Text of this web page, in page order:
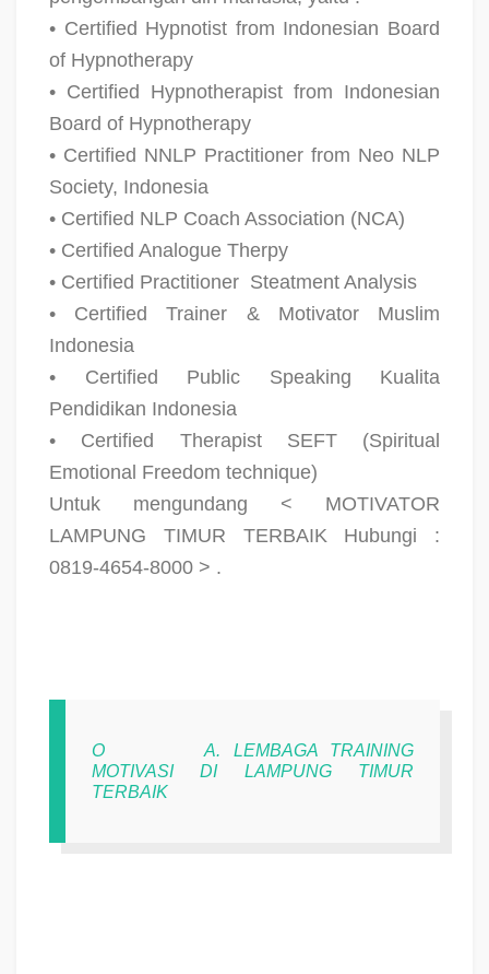
• Certified Hypnotist from Indonesian Board
of Hypnotherapy
• Certified Hypnotherapist from Indonesian
Board of Hypnotherapy
• Certified NNLP Practitioner from Neo NLP
Society, Indonesia
• Certified NLP Coach Association (NCA)
• Certified Analogue Therpy
• Certified Practitioner Steatment Analysis
• Certified Trainer & Motivator Muslim
Indonesia
• Certified Public Speaking Kualita
Pendidikan Indonesia
• Certified Therapist SEFT (Spiritual
Emotional Freedom technique)
Untuk mengundang < MOTIVATOR
LAMPUNG TIMUR TERBAIK Hubungi :
0819-4654-8000 > .
O
A. LEMBAGA TRAINING
MOTIVASI DI LAMPUNG TIMUR
TERBAIK